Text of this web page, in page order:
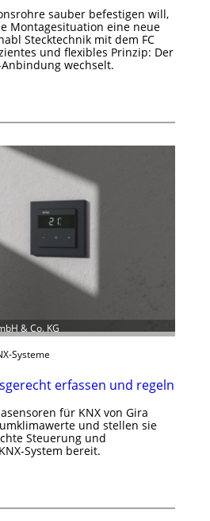
sauber befestigen will,
Montagesituation eine neue
Stecktechnik mit dem FC
und flexibles Prinzip: Der
wechselt.
& Co. KG
Systeme
erfassen und regeln
für KNX von Gira
und stellen sie
Steuerung und
System bereit.